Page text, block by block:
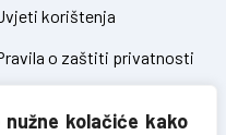
kolačiće kako
korištenja
o zaštiti privatnosti